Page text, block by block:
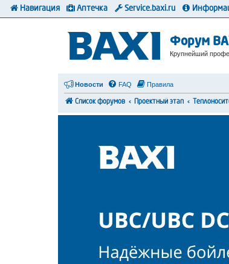
Форум
Крупнейший
Новости FAQ Правила
Список форумов Проектный этап
Навигация Аптечка Service.baxi.ru